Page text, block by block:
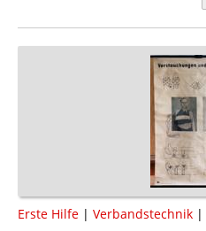
Erste Hilfe | Verbandstechnik |